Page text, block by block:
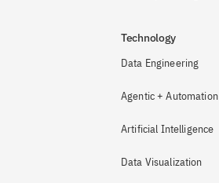
Technology
Data Engineering
Agentic + Automation
Artificial Intelligence
Data Visualization